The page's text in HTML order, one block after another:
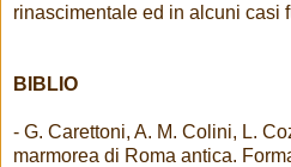
rinascimentale ed in alcuni casi
BIBLIO
- G. Carettoni, A. M. Colini, L.
marmorea di Roma antica.